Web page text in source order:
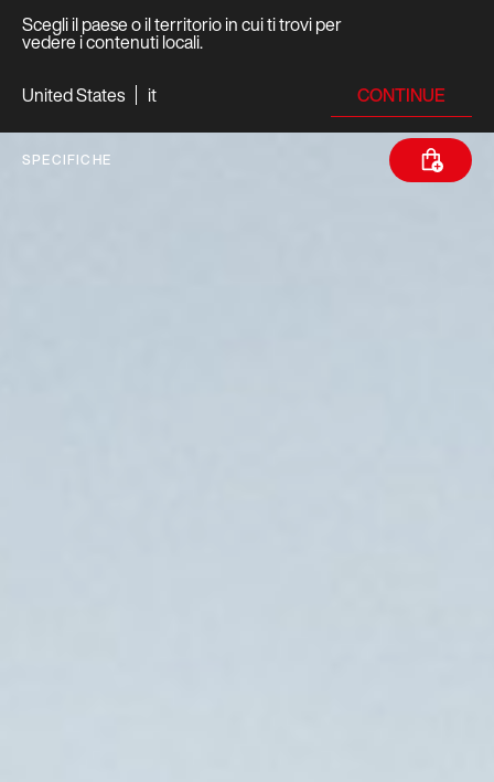
Scegli il paese o il territorio in cui ti trovi per
vedere i contenuti locali.
United States
it CONTINUE
SPECIFICHE